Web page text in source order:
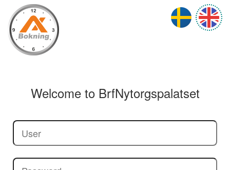
Welcome toBrfNytorgspalatset